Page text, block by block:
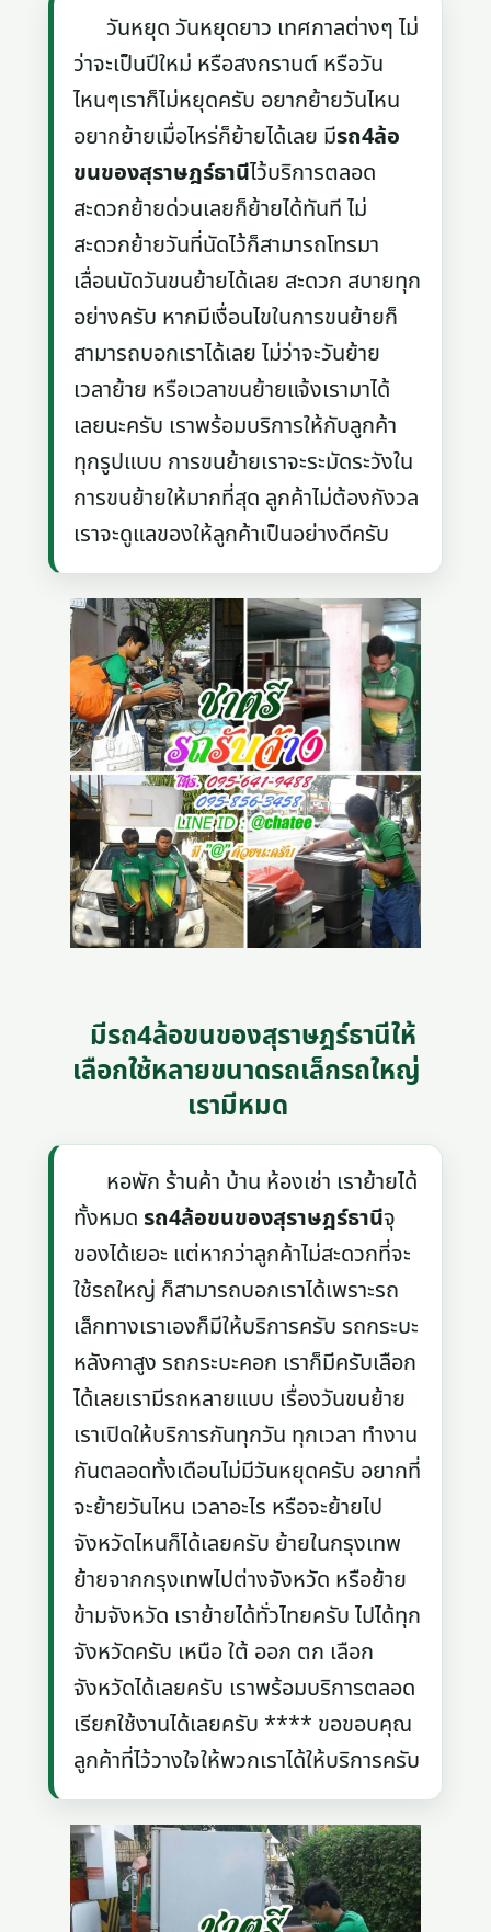
วันหยุด วันหยุดยาว เทศกาลต่างๆ ไม่
ว่าจะเป็นปีใหม่ หรือสงกรานต์ หรือวัน
ไหนๆเราก็ไม่หยุดครับ อยากย้ายวันไหน
อยากย้ายเมื่อไหร่ก็ย้ายได้เลย มีรถ4ล้อ
ขนของสุราษฎร์ธานีไว้บริการตลอด
สะดวกย้ายด่วนเลยก็ย้ายได้ทันที ไม่
สะดวกย้ายวันที่นัดไว้ก็สามารถโทรมา
เลื่อนนัดวันขนย้ายได้เลย สะดวก สบายทุก
อย่างครับ หากมีเงื่อนไขในการขนย้ายก็
สามารถบอกเราได้เลย ไม่ว่าจะวันย้าย
เวลาย้าย หรือเวลาขนย้ายแจ้งเรามาได้
เลยนะครับ เราพร้อมบริการให้กับลูกค้า
ทุกรูปแบบ การขนย้ายเราจะระมัดระวังใน
การขนย้ายให้มากที่สุด ลูกค้าไม่ต้องกังวล
เราจะดูแลของให้ลูกค้าเป็นอย่างดีครับ
มีรถ4ล้อขนของสุราษฎร์ธานีให้
เลือกใช้หลายขนาดรถเล็กรถใหญ่
เรามีหมด
หอพัก ร้านค้า บ้าน ห้องเช่า เราย้ายได้
ทั้งหมดรถ4ล้อขนของสุราษฎร์ธานีจุ
ของได้เยอะ แต่หากว่าลูกค้าไม่สะดวกที่จะ
ใช้รถใหญ่ ก็สามารถบอกเราได้เพราะรถ
เล็กทางเราเองก็มีให้บริการครับ รถกระบะ
หลังคาสูง รถกระบะคอก เราก็มีครับเลือก
ได้เลยเรามีรถหลายแบบ เรื่องวันขนย้าย
เราเปิดให้บริการกันทุกวัน ทุกเวลา ทำงาน
กันตลอดทั้งเดือนไม่มีวันหยุดครับ อยากที่
จะย้ายวันไหน เวลาอะไร หรือจะย้ายไป
จังหวัดไหนก็ได้เลยครับ ย้ายในกรุงเทพ
ย้ายจากกรุงเทพไปต่างจังหวัด หรือย้าย
ข้ามจังหวัด เราย้ายได้ทั่วไทยครับ ไปได้ทุก
จังหวัดครับ เหนือ ใต้ ออก ตก เลือก
จังหวัดได้เลยครับ เราพร้อมบริการตลอด
เรียกใช้งานได้เลยครับ **** ขอขอบคุณ
ลูกค้าที่ไว้วางใจให้พวกเราได้ให้บริการครับ